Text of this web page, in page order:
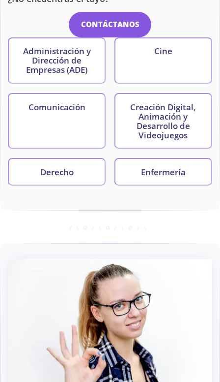
CONTÁCTANOS
Administración y
Dirección de
Empresas (ADE)
Cine
Comunicación
Creación Digital,
Animación y
Desarrollo de
Videojuegos
Derecho Enfermería
Fisioterapia
Maestro en Educación